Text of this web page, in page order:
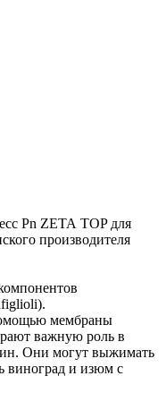
Pn ZETA TOP для
производителя
мембраны
важную роль в
Они могут выжимать
виноград и изюм с